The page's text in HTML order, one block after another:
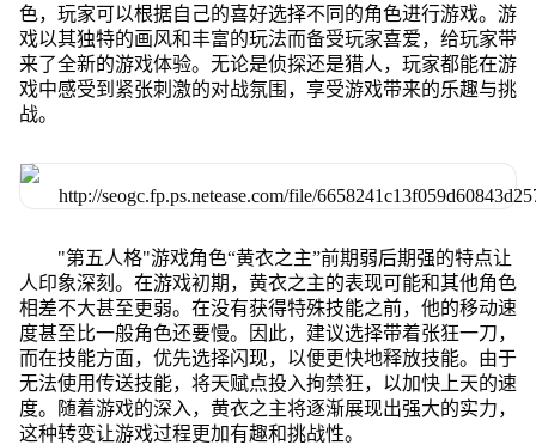
色，玩家可以根据自己的喜好选择不同的角色进行游戏。游
戏以其独特的画风和丰富的玩法而备受玩家喜爱，给玩家带
来了全新的游戏体验。无论是侦探还是猎人，玩家都能在游
戏中感受到紧张刺激的对战氛围，享受游戏带来的乐趣与挑
战。
"第五人格"游戏角色“黄衣之主”前期弱后期强的特点让
人印象深刻。在游戏初期，黄衣之主的表现可能和其他角色
相差不大甚至更弱。在没有获得特殊技能之前，他的移动速
度甚至比一般角色还要慢。因此，建议选择带着张狂一刀，
而在技能方面，优先选择闪现，以便更快地释放技能。由于
无法使用传送技能，将天赋点投入拘禁狂，以加快上天的速
度。随着游戏的深入，黄衣之主将逐渐展现出强大的实力，
这种转变让游戏过程更加有趣和挑战性。